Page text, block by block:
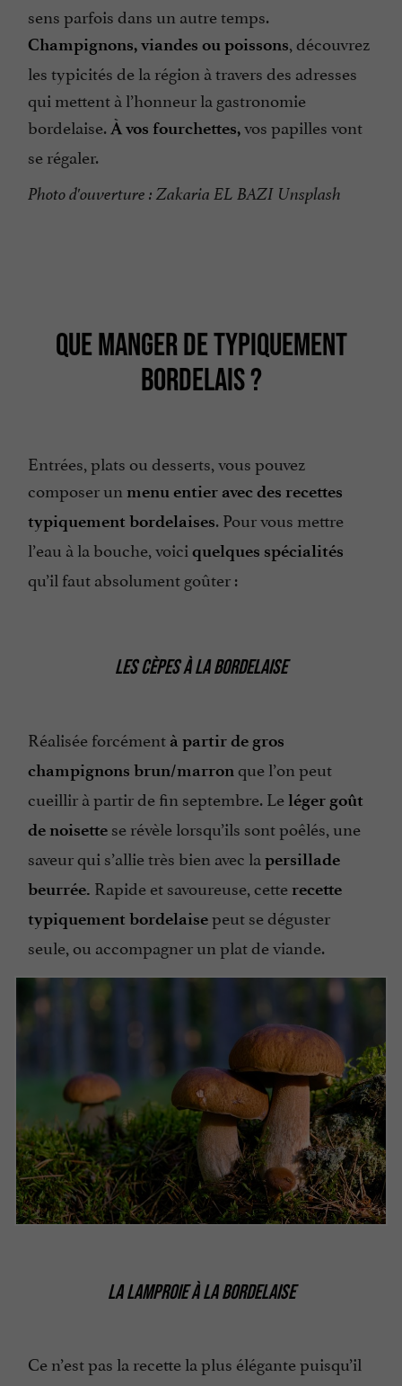
sens parfois dans un autre temps.
Champignons, viandes ou poissons, découvrez
les typicités de la région à travers des adresses
qui mettent à l’honneur la gastronomie
bordelaise.À vos fourchettes,vos papilles vont
se régaler.
Photo d'ouverture : Zakaria EL BAZI Unsplash
QUE MANGER DE TYPIQUEMENT
BORDELAIS ?
Entrées, plats ou desserts, vous pouvez
composer un menu entier avec des recettes
typiquement bordelaises. Pour vous mettre
l’eau à la bouche, voici quelques spécialités
qu’il faut absolument goûter :
LES CÈPES À LA BORDELAISE
Réalisée forcément à partir de gros
champignons brun/marron que l’on peut
cueillir à partir de fin septembre. Leléger goût
de noisette se révèle lorsqu’ils sont poêlés, une
saveur qui s’allie très bien avec la persillade
beurrée. Rapide et savoureuse, cette recette
typiquement bordelaisepeut se déguster
seule, ou accompagner un plat de viande.
LA LAMPROIE À LA BORDELAISE
Ce n’est pas la recette la plus élégante puisqu’il